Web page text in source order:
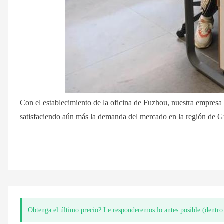
Con el establecimiento de la oficina de Fuzhou, nuestra
satisfaciendo aún más la demanda del mercado en la región de
Obtenga el último precio? Le responderemos lo antes posible